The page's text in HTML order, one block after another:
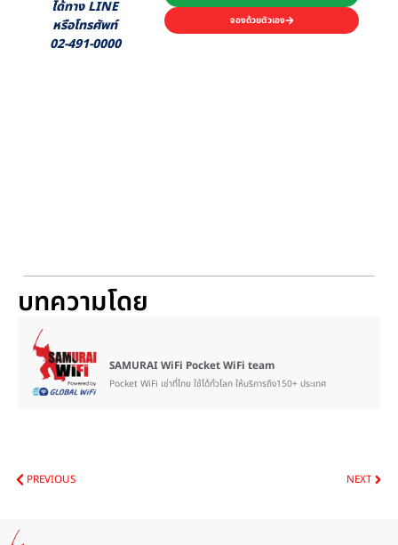
ได้ทาง LINE
หรือโทรศัพท์
02-491-0000
จองด้วยตัวเอง
บทความโดย
SAMURAI WiFi Pocket WiFi team
Pocket WiFi เช่าที่ไทย ใช้ได้ทั่วโลก ให้บริการถึง150+ ประเทศ
PrevPREVIOUS NEXTNext